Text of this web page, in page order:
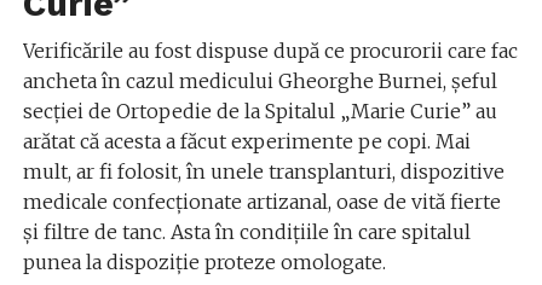
Verificările au fost dispuse după ce procurorii care fac
ancheta în cazul medicului Gheorghe Burnei, şeful
secţiei de Ortopedie de la Spitalul „Marie Curie” au
arătat că acesta a făcut experimente pe copi. Mai
mult, ar fi folosit, în unele transplanturi, dispozitive
medicale confecţionate artizanal, oase de vită fierte
şi filtre de tanc. Asta în condiţiile în care spitalul
punea la dispoziţie proteze omologate.